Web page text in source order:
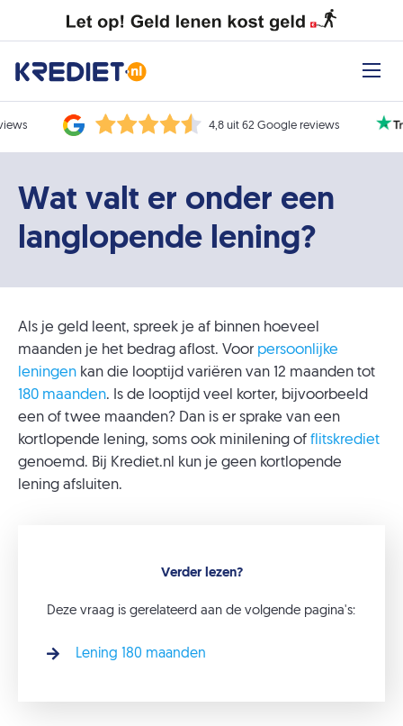
4,8 uit 62 Google reviews
Wat valt er onder een
langlopende lening?
Als je geld leent, spreek je af binnen hoeveel
maanden je het bedrag aflost. Voor persoonlijke
leningen kan die looptijd variëren van 12 maanden tot
180 maanden. Is de looptijd veel korter, bijvoorbeeld
een of twee maanden? Dan is er sprake van een
kortlopende lening, soms ook minilening of flitskrediet
genoemd. Bij Krediet.nl kun je geen kortlopende
lening afsluiten.
Verder lezen?
Deze vraag is gerelateerd aan de volgende pagina's:
Lening 180 maanden